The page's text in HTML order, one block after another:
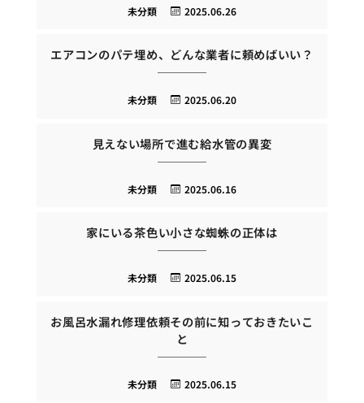
2025.06.26
未分類
エアコンのパテ埋め、どんな業者に頼めばいい？
2025.06.20
未分類
見えない場所で進む給水管の異変
2025.06.16
未分類
家にいる茶色い小さな蜘蛛の正体は
2025.06.15
未分類
お風呂水漏れ修理依頼その前に知っておきたいこ
と
2025.06.15
未分類